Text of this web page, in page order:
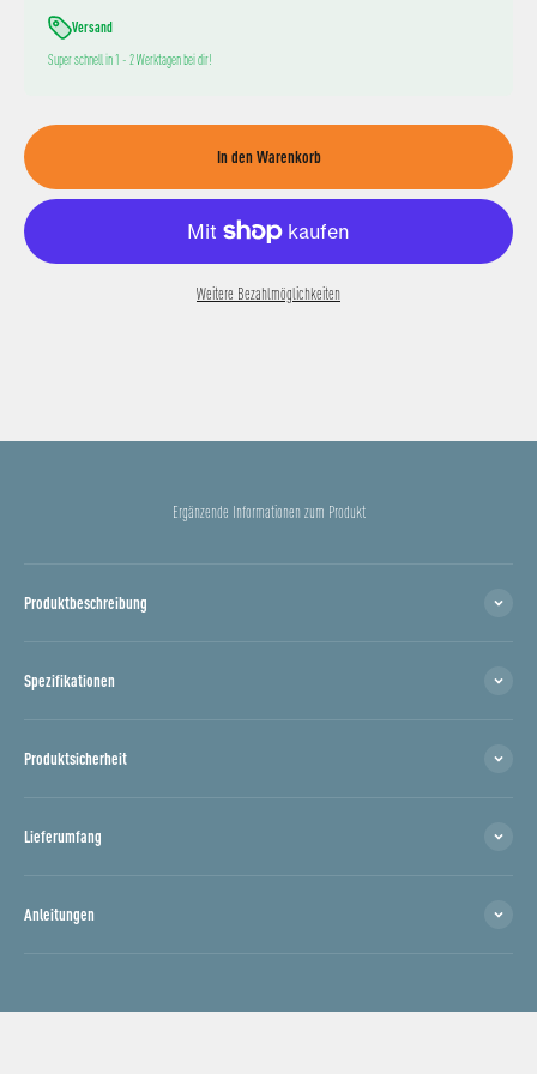
Versand
Super schnell in 1 - 2 Werktagen bei dir!
In den Warenkorb
Weitere Bezahlmöglichkeiten
Ergänzende Informationen zum Produkt
Produktbeschreibung
Spezifikationen
Produktsicherheit
Lieferumfang
Anleitungen